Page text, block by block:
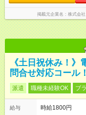
掲載元企業名 株式会
《土日祝休み！
問合せ対応コール！
派遣 職種未経験OK ブ
給与 時給1800円